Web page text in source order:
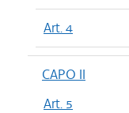
Art. 4
CAPO II
Art. 5